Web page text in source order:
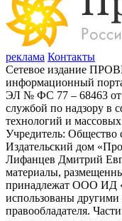
реклама Контакты
Сетевое издание
информационный
ЭЛ № ФС 77 – 68463 от
службой по надзору в
технологий и
Учредитель: Общество
Издательский дом
Лифанцев Дмитрий
материалы,
принадлежат ООО ИД
использованы
правообладателя.